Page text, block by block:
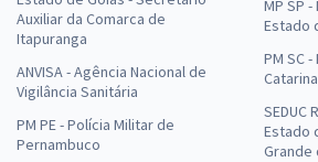
Auxiliar da Comarca de
Itapuranga
ANVISA - Agência Nacional de
Vigilância Sanitária
PM PE - Polícia Militar de
Pernambuco
MP SP
Estado
PM SC
Catarina
SEDUC
Estado
Grande